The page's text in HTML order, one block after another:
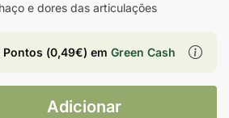
e dores das articulações
Pontos (0,49€) em Green Cash
Adicionar